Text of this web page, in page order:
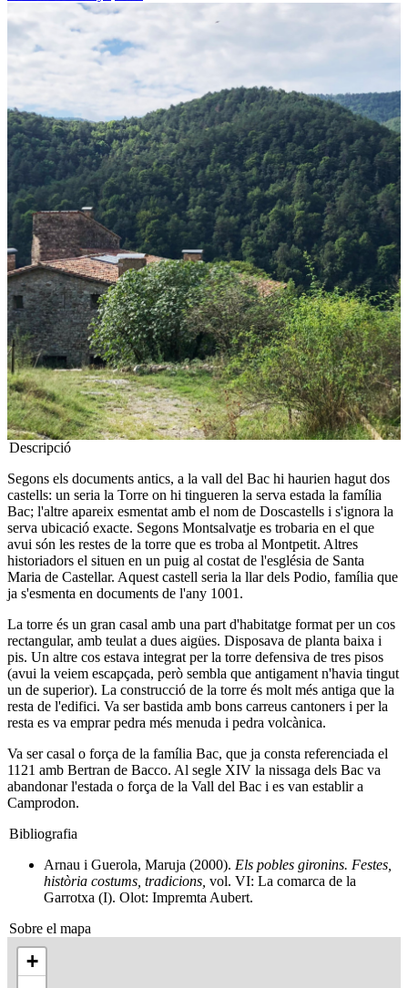
Descripció
Segons els documents antics, a la vall del Bac hi haurien hagut dos
castells: un seria la Torre on hi tingueren la serva estada la família
Bac; l'altre apareix esmentat amb el nom de Doscastells i s'ignora la
serva ubicació exacte. Segons Montsalvatje es trobaria en el que
avui són les restes de la torre que es troba al Montpetit. Altres
historiadors el situen en un puig al costat de l'església de Santa
Maria de Castellar. Aquest castell seria la llar dels Podio, família que
ja s'esmenta en documents de l'any 1001.
La torre és un gran casal amb una part d'habitatge format per un cos
rectangular, amb teulat a dues aigües. Disposava de planta baixa i
pis. Un altre cos estava integrat per la torre defensiva de tres pisos
(avui la veiem escapçada, però sembla que antigament n'havia tingut
un de superior). La construcció de la torre és molt més antiga que la
resta de l'edifici. Va ser bastida amb bons carreus cantoners i per la
resta es va emprar pedra més menuda i pedra volcànica.
Va ser casal o força de la família Bac, que ja consta referenciada el
1121 amb Bertran de Bacco. Al segle XIV la nissaga dels Bac va
abandonar l'estada o força de la Vall del Bac i es van establir a
Camprodon.
Bibliografia
Arnau i Guerola, Maruja (2000). Els pobles gironins. Festes,
història costums, tradicions, vol. VI: La comarca de la
Garrotxa (I). Olot: Impremta Aubert.
Sobre el mapa
+